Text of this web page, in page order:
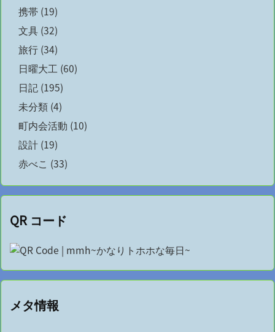
携帯 (19)
文具 (32)
旅行 (34)
日曜大工 (60)
日記 (195)
未分類 (4)
町内会活動 (10)
設計 (19)
赤べこ (33)
QR コード
メタ情報